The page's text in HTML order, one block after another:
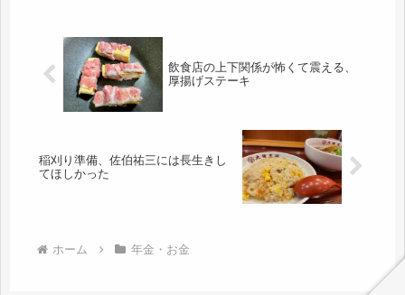
飲食店の上下関係が怖くて震える、
厚揚げステーキ
稲刈り準備、佐伯祐三には長生きし
てほしかった
ホーム 年金・お金